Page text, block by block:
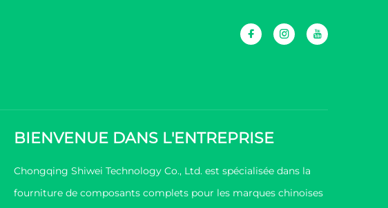
BIENVENUE DANS L'ENTREPRISE
Chongqing Shiwei Technology Co., Ltd. est spécialisée dans la
fourniture de composants complets pour les marques chinoises